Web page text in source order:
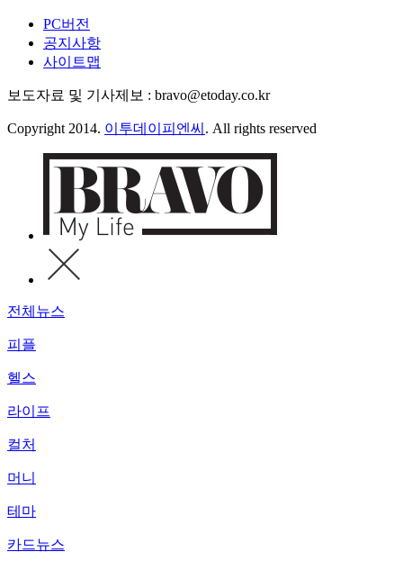
PC버전
공지사항
사이트맵
보도자료 및 기사제보 : bravo@etoday.co.kr
Copyright 2014. 이투데이피엔씨 . All rights reserved
전체뉴스
피플
헬스
라이프
컬처
머니
테마
카드뉴스